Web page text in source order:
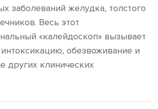
заболеваний желудка, толстого
Весь этот
«калейдоскоп» вызывает
обезвоживание и
других клинических